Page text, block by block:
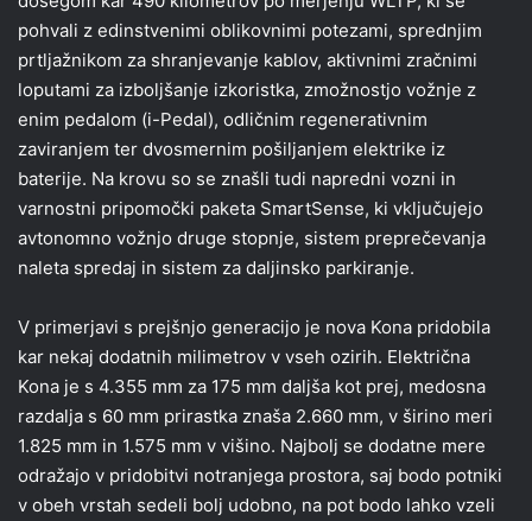
pohvali z edinstvenimi oblikovnimi potezami, sprednjim
prtljažnikom za shranjevanje kablov, aktivnimi zračnimi
loputami za izboljšanje izkoristka, zmožnostjo vožnje z
enim pedalom (i-Pedal), odličnim regenerativnim
zaviranjem ter dvosmernim pošiljanjem elektrike iz
baterije. Na krovu so se znašli tudi napredni vozni in
varnostni pripomočki paketa SmartSense, ki vključujejo
avtonomno vožnjo druge stopnje, sistem preprečevanja
naleta spredaj in sistem za daljinsko parkiranje.
V primerjavi s prejšnjo generacijo je nova Kona pridobila
kar nekaj dodatnih milimetrov v vseh ozirih. Električna
Kona je s 4.355 mm za 175 mm daljša kot prej, medosna
razdalja s 60 mm prirastka znaša 2.660 mm, v širino meri
1.825 mm in 1.575 mm v višino. Najbolj se dodatne mere
odražajo v pridobitvi notranjega prostora, saj bodo potniki
v obeh vrstah sedeli bolj udobno, na pot bodo lahko vzeli